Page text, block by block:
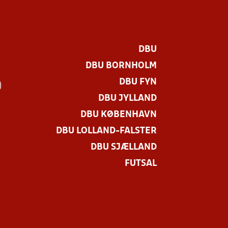
DBU
DBU BORNHOLM
DBU FYN
DBU JYLLAND
DBU KØBENHAVN
DBU LOLLAND-FALSTER
DBU SJÆLLAND
FUTSAL